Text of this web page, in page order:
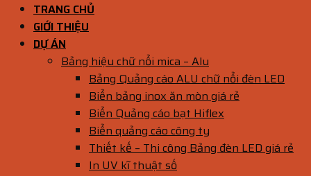
TRANG CHỦ
GIỚI THIỆU
DỰ ÁN
Bảng hiệu chữ nổi mica – Alu
Bảng Quảng cáo ALU chữ nổi đèn LED
Biển bảng inox ăn mòn giá rẻ
Biển Quảng cáo bạt Hiflex
Biển quảng cáo công ty
Thiết kế – Thi công Bảng đèn LED giá rẻ
In UV kĩ thuật số